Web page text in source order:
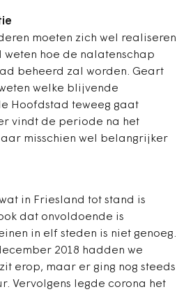
moeten zich wel realiseren
hoe de nalatenschap
beheerd zal worden. Geart
welke blijvende
Hoofdstad teweeg gaat
vindt de periode na het
misschien wel belangrijker
in Friesland tot stand is
dat onvoldoende is
in elf steden is niet genoeg.
2018 hadden we
erop, maar er ging nog steeds
Vervolgens legde corona het